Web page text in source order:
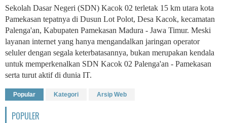
Sekolah Dasar Negeri (SDN) Kacok 02 terletak 15 km utara kota
Pamekasan tepatnya di Dusun Lot Polot, Desa Kacok, kecamatan
Palenga'an, Kabupaten Pamekasan Madura - Jawa Timur. Meski
layanan internet yang hanya mengandalkan jaringan operator
seluler dengan segala keterbatasannya, bukan merupakan kendala
untuk memperkenalkan SDN Kacok 02 Palenga'an - Pamekasan
serta turut aktif di dunia IT.
Popular Kategori Arsip Web
POPULER